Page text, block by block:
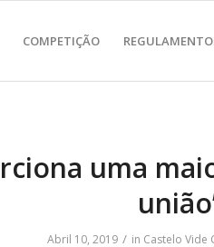
COMPETIÇÃO
uma
Abril 10, 2019 / in Castelo Vide